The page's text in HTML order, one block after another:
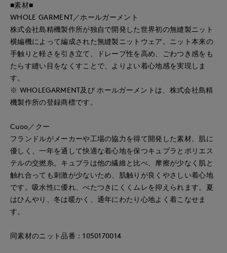
■素材■
WHOLE GARMENT／ホールガーメント
株式会社島精機製作所が独自で開発した世界初の無縫製ニット
横編機によって編成された無縫製ニットウェア。ニット本来の
手触りと軽さを引き立て、ドレープ性を高め、ごわつき感をも
たらす縫い目をなくすことで、よりよい着心地感を実現しま
す。
※ WHOLEGARMENT及び ホールガーメントは、株式会社島精
機製作所の登録商標です。
Cuoo／クー
フランドルがメーカーや工場の協力を得て開発した素材。肌に
優しく、一年を通して快適な着心地を保つキュプラとポリエス
テルの交撚糸。キュプラは他の繊維と比べ、摩擦が少なく肌と
触れ合っても刺激が少ないため、肌触りが良くやさしい着心地
です。吸水性に優れ、べたつきにくくムレを抑えられます。夏
はひんやり、冬は暖かく、通年にわたり心地よく着こなせま
す。
同素材のニット品番：1050170014